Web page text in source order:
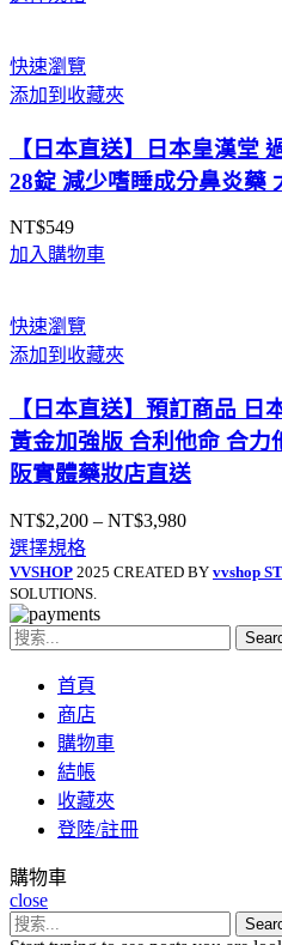
快速瀏覽
添加到收藏夾
【日本直送】日本皇漢堂
28錠 減少嗜睡成分鼻炎藥
NT$549
加入購物車
快速瀏覽
添加到收藏夾
【日本直送】預訂商品
黃金加強版 合利他命 合力
阪實體藥妝店直送
NT$2,200 – NT$3,980價
範
NT$2,200
選擇規格
VVSHOP 2025 CREATED BY vvshop
SOLUTIONS.
首頁
商店
購物車
結帳
收藏夾
登陸/註冊
購物車
close